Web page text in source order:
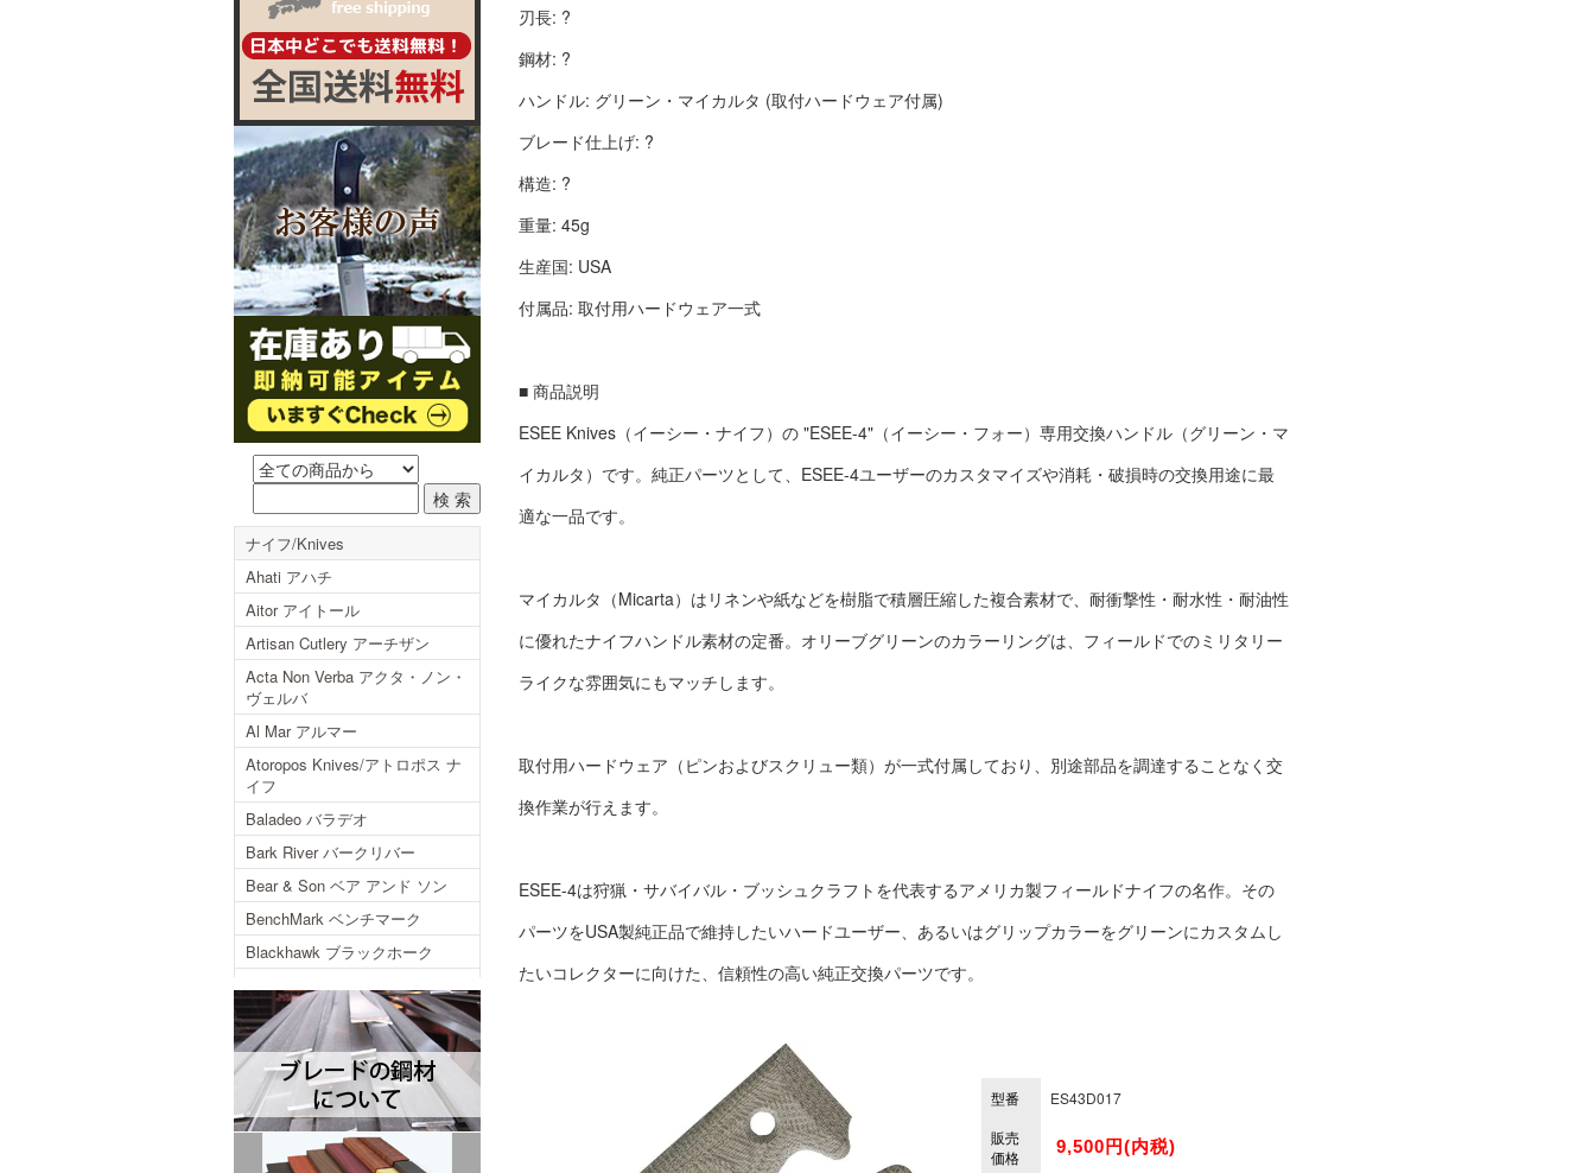
刃長: ?
鋼材: ?
ハンドル: グリーン・マイカルタ (取付ハードウェア付属)
ブレード仕上げ: ?
構造: ?
重量: 45g
生産国: USA
付属品: 取付用ハードウェア一式
■ 商品説明
ESEE Knives（イーシー・ナイフ）の "ESEE-4"（イーシー・フォー）専用交換ハンドル（グリーン・マ
イカルタ）です。純正パーツとして、ESEE-4ユーザーのカスタマイズや消耗・破損時の交換用途に最
適な一品です。
マイカルタ（Micarta）はリネンや紙などを樹脂で積層圧縮した複合素材で、耐衝撃性・耐水性・耐油性
に優れたナイフハンドル素材の定番。オリーブグリーンのカラーリングは、フィールドでのミリタリー
ライクな雰囲気にもマッチします。
取付用ハードウェア（ピンおよびスクリュー類）が一式付属しており、別途部品を調達することなく交
換作業が行えます。
ESEE-4は狩猟・サバイバル・ブッシュクラフトを代表するアメリカ製フィールドナイフの名作。その
パーツをUSA製純正品で維持したいハードユーザー、あるいはグリップカラーをグリーンにカスタムし
たいコレクターに向けた、信頼性の高い純正交換パーツです。
型番
ES43D017
販売
価格
9,500円(内税)
ナイフ/Knives
Ahati アハチ
Aitor アイトール
Artisan Cutlery アーチザン
Acta Non Verba アクタ・ノン・
ヴェルバ
Al Mar アルマー
Atoropos Knives/アトロポス ナ
イフ
Baladeo バラデオ
Bark River バークリバー
Bear & Son ベア アンド ソン
BenchMark ベンチマーク
Blackhawk ブラックホーク
Blackjack ブラックジャック
Blackjack International ブラック
ジャックインターナショナル
Brisa ブリサ
BRK Designed by ESEE ブルリ
ッジナイフデザイン エスイー
Browning ブローニング